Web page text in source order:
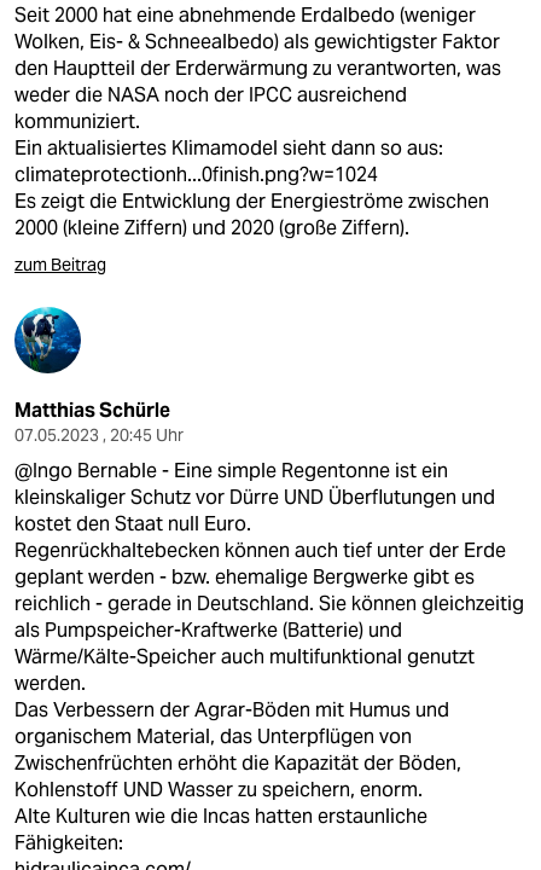
Seit 2000 hat eine abnehmende Erdalbedo (weniger
Wolken, Eis- & Schneealbedo) als gewichtigster Faktor
den Hauptteil der Erderwärmung zu verantworten, was
weder die NASA noch der IPCC ausreichend
kommuniziert.
Ein aktualisiertes Klimamodel sieht dann so aus:
climateprotectionh...0finish.png?w=1024
Es zeigt die Entwicklung der Energieströme zwischen
2000 (kleine Ziffern) und 2020 (große Ziffern).
zum Beitrag
Matthias Schürle
07.05.2023 , 20:45 Uhr
@Ingo Bernable - Eine simple Regentonne ist ein
kleinskaliger Schutz vor Dürre UND Überflutungen und
kostet den Staat null Euro.
Regenrückhaltebecken können auch tief unter der Erde
geplant werden - bzw. ehemalige Bergwerke gibt es
reichlich - gerade in Deutschland. Sie können gleichzeitig
als Pumpspeicher-Kraftwerke (Batterie) und
Wärme/Kälte-Speicher auch multifunktional genutzt
werden.
Das Verbessern der Agrar-Böden mit Humus und
organischem Material, das Unterpflügen von
Zwischenfrüchten erhöht die Kapazität der Böden,
Kohlenstoff UND Wasser zu speichern, enorm.
Alte Kulturen wie die Incas hatten erstaunliche
Fähigkeiten: